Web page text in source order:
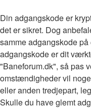
Din adgangskode er
det er sikret. Dog
samme adgangskode
adgangskode er dit
"Baneforum.dk", så pas
omstændigheder vil
eller anden tredjepart,
Skulle du have glemt